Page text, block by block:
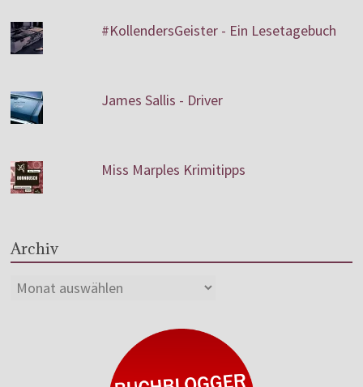
#KollendersGeister - Ein Lesetagebuch
James Sallis - Driver
Miss Marples Krimitipps
Archiv